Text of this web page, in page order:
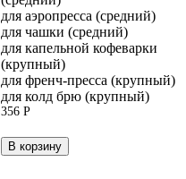
для аэропресса (средний)
для чашки (средний)
для капельной кофеварки
(крупный)
для френч-пресса (крупный)
для колд брю (крупный)
356 Р
В корзину